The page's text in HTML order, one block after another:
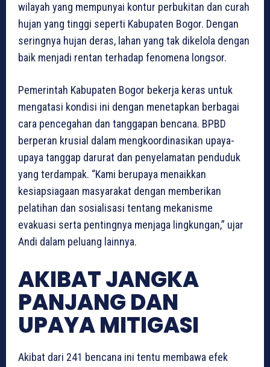
wilayah yang mempunyai kontur perbukitan dan curah
hujan yang tinggi seperti Kabupaten Bogor. Dengan
seringnya hujan deras, lahan yang tak dikelola dengan
baik menjadi rentan terhadap fenomena longsor.
Pemerintah Kabupaten Bogor bekerja keras untuk
mengatasi kondisi ini dengan menetapkan berbagai
cara pencegahan dan tanggapan bencana. BPBD
berperan krusial dalam mengkoordinasikan upaya-
upaya tanggap darurat dan penyelamatan penduduk
yang terdampak. “Kami berupaya menaikkan
kesiapsiagaan masyarakat dengan memberikan
pelatihan dan sosialisasi tentang mekanisme
evakuasi serta pentingnya menjaga lingkungan,” ujar
Andi dalam peluang lainnya.
AKIBAT JANGKA
PANJANG DAN
UPAYA MITIGASI
Akibat dari 241 bencana ini tentu membawa efek